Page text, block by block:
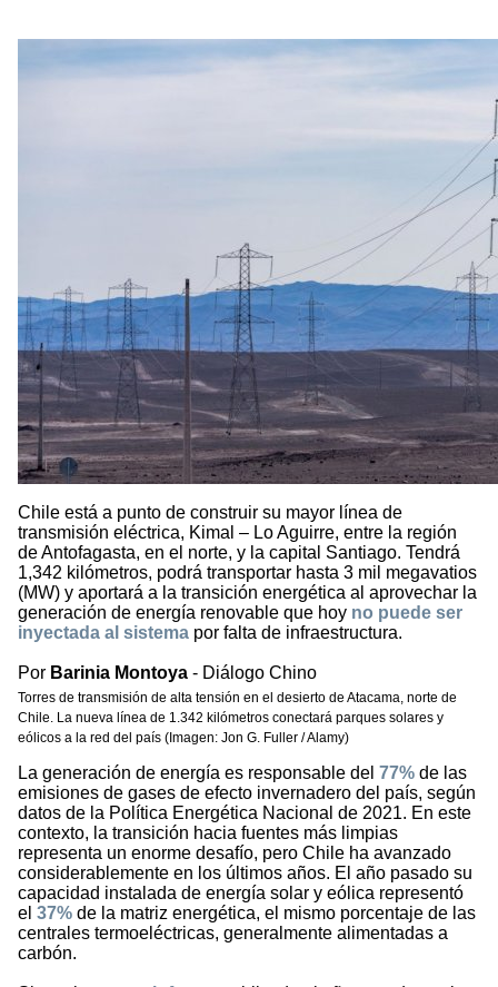
Chile está a punto de construir su mayor línea de
transmisión eléctrica, Kimal – Lo Aguirre, entre la región
de Antofagasta, en el norte, y la capital Santiago. Tendrá
1,342 kilómetros, podrá transportar hasta 3 mil megavatios
(MW) y aportará a la transición energética al aprovechar la
generación de energía renovable que hoy no puede ser
inyectada al sistema por falta de infraestructura.
Por Barinia Montoya - Diálogo Chino
Torres de transmisión de alta tensión en el desierto de Atacama, norte de
Chile. La nueva línea de 1.342 kilómetros conectará parques solares y
eólicos a la red del país (Imagen: Jon G. Fuller / Alamy)
La generación de energía es responsable del 77% de las
emisiones de gases de efecto invernadero del país, según
datos de la Política Energética Nacional de 2021. En este
contexto, la transición hacia fuentes más limpias
representa un enorme desafío, pero Chile ha avanzado
considerablemente en los últimos años. El año pasado su
capacidad instalada de energía solar y eólica representó
el 37% de la matriz energética, el mismo porcentaje de las
centrales termoeléctricas, generalmente alimentadas a
carbón.